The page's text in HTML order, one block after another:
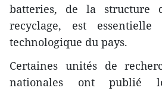
batteries, de la structure
recyclage, est essentielle
technologique du pays.
Certaines unités de
nationales ont publié